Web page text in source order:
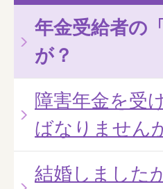
年金受給者の
が？
障害年金を受
ばなりません
結婚しました